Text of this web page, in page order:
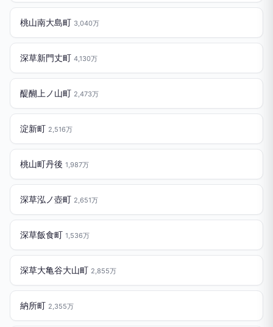
桃山南大島町 3,040万
深草新門丈町 4,130万
醍醐上ノ山町 2,473万
淀新町 2,516万
桃山町丹後 1,987万
深草泓ノ壺町 2,651万
深草飯食町 1,536万
深草大亀谷大山町 2,855万
納所町 2,355万